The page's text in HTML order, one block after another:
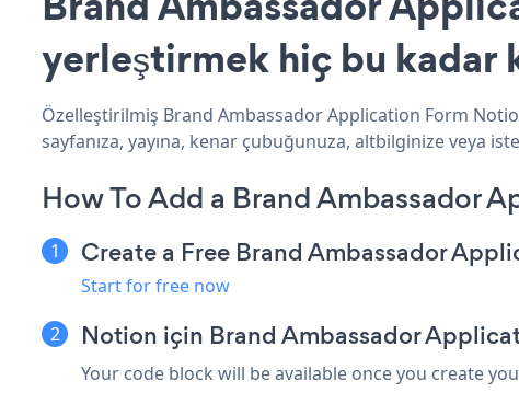
yerleştirmek hiç bu kadar
Özelleştirilmiş Brand Ambassador Application Form
sayfanıza, yayına, kenar çubuğunuza, altbilginize veya
How To Add a Brand Ambassador
Create a Free Brand Ambassador
Start for free now
Notion için Brand Ambassador
Your code block will be available once you create